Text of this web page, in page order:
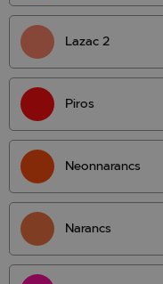
Lazac 2
Piros
Neonnarancs
Narancs